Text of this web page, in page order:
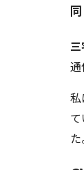
三
た